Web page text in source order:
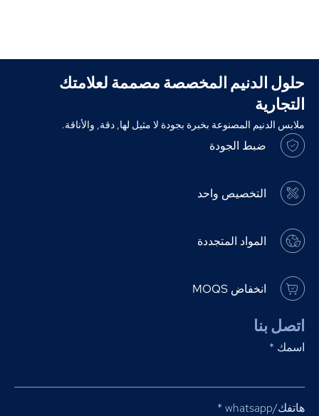
حلول الدنيم المخصصة مصممة لعلامتك
التجارية
ملابس الدنيم المصنوعة بخبرة بجودة لا مثيل لها, دقة, والأناقة.
ضبط الجودة
التخصيص واحد
المواد المتجددة
انخفاض MOQS
اتصل بنا
اسمك*
هاتفك/whatsapp *